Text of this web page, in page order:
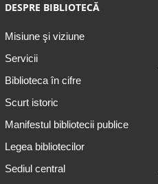
DESPRE BIBLIOTECĂ
Misiune şi viziune
Servicii
Biblioteca în cifre
Scurt istoric
Manifestul bibliotecii publice
Legea bibliotecilor
Sediul central